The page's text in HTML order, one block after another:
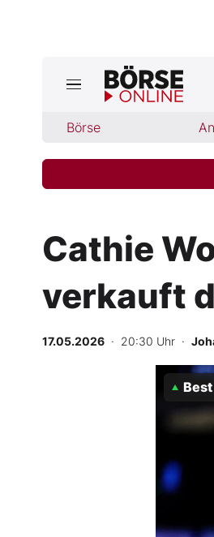
Börse
Börse
Abo & Shop
BO-
Experten
Mein B:O
Cathie
verkauft
17.05.2026 · 20:30 Uhr ·